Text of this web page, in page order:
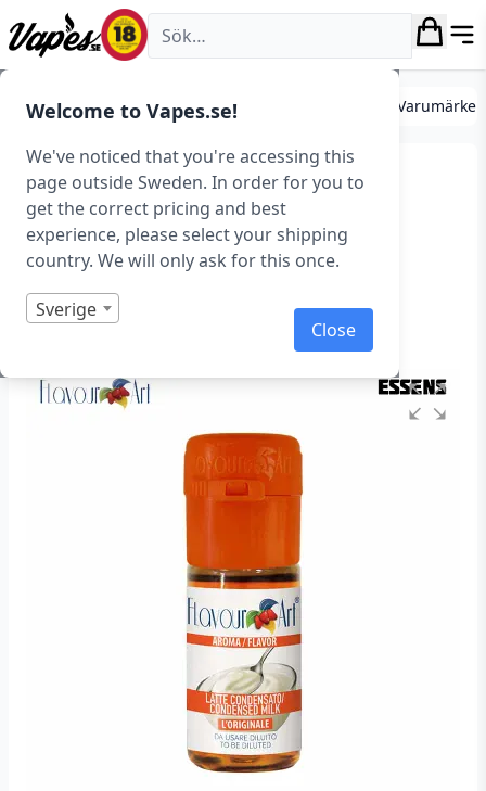
Welcome to Vapes.se!
We've noticed that you're accessing this
page outside Sweden. In order for you to
get the correct pricing and best
experience, please select your shipping
country. We will only ask for this once.
Sverige
Close
Vapes.se
DIY Mixa egen e-juice Essenser Essenser
FlavourArt – Milk
Condensed (Essens,
Kondenserad mjölk)
Art.nr: 37334
Slut i lager